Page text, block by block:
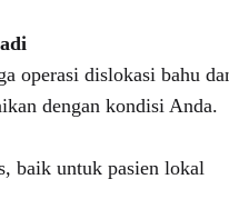
operasi dislokasi bahu
dengan kondisi Anda.
baik untuk pasien lokal